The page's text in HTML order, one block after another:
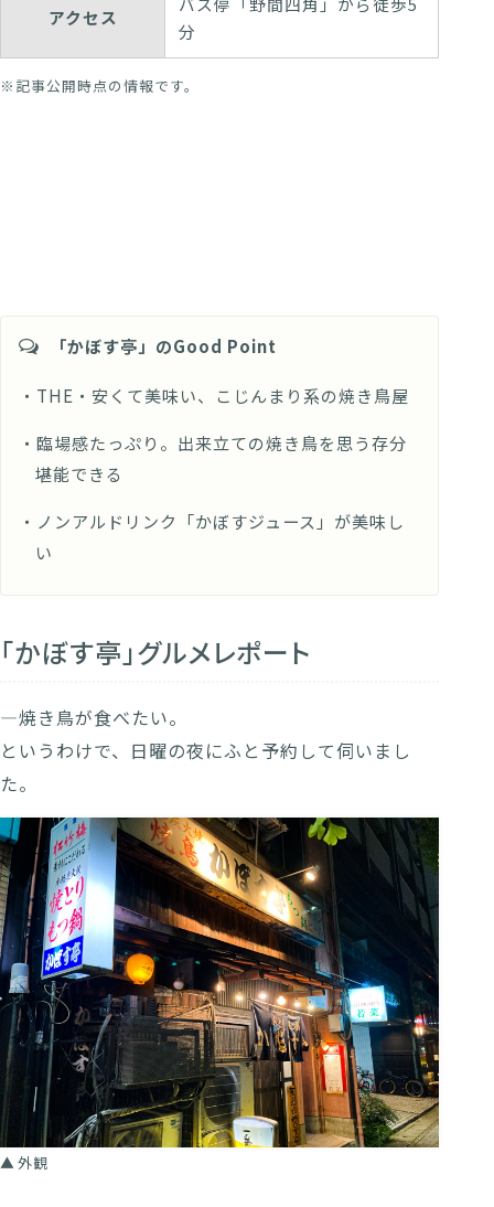
アクセス
分
※記事公開時点の情報です。
「かぼす亭」のGood Point
・THE・安くて美味い、こじんまり系の焼き鳥屋
・臨場感たっぷり。出来立ての焼き鳥を思う存分
堪能できる
・ノンアルドリンク「かぼすジュース」が美味し
い
「かぼす亭」グルメレポート
―焼き鳥が食べたい。
というわけで、日曜の夜にふと予約して伺いまし
た。
外観